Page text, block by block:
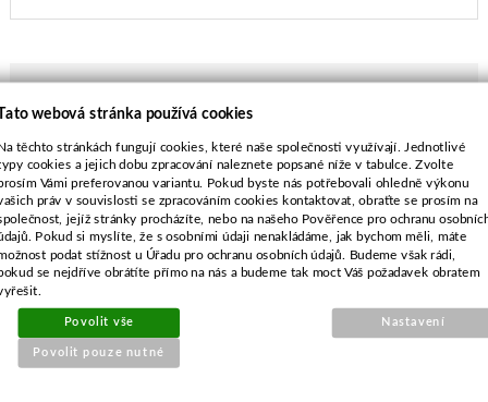
POPIS ZBOŽÍ
Vnitřní průměr - 25,00 mm
Výška - 57,6 mm
MTD 478SP, 53HA, 53SP, CPG53, GES53, HB53,
RB53
MTD PRO7053, SP53, YM6021
webová stránka používá cookies
těchto stránkách fungují cookies, které naše společnosti využívají. Jednotlivé
cookies a jejich dobu zpracování naleznete popsané níže v tabulce. Zvolte
Vámi preferovanou variantu. Pokud byste nás potřebovali ohledně výkonu
práv v souvislosti se zpracováním cookies kontaktovat, obraťte se prosím na
jejíž stránky procházíte, nebo na našeho Pověřence pro ochranu
Pokud si myslíte, že s osobními údaji nenakládáme, jak bychom měli, máte
podat stížnost u Úřadu pro ochranu osobních údajů. Budeme však rádi,
se nejdříve obrátíte přímo na nás a budeme tak moct Váš požadavek obratem
Povolit vše
Povolit pouze nutné
Nastavení